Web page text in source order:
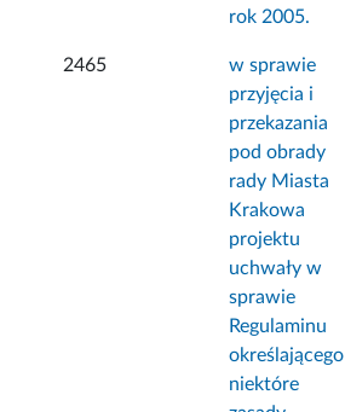
rok 2005.
2465
w sprawie
przyjęcia i
przekazania
pod obrady
rady Miasta
Krakowa
projektu
uchwały w
sprawie
Regulaminu
określającego
niektóre